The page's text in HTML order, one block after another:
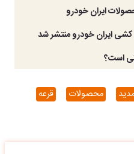
ایران خودرو
ایران خودرو منتشر شد
است؟
محصولات قرعه